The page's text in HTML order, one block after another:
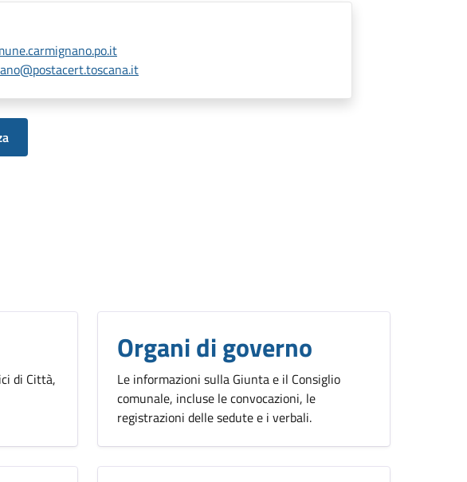
di Città,
Organi di governo
Le informazioni sulla Giunta e il Consiglio
comunale, incluse le convocazioni, le
registrazioni delle sedute e i verbali.